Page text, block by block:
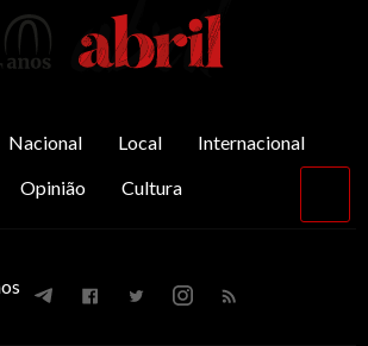
Nacional Local
Internacional
Opinião
Cultura